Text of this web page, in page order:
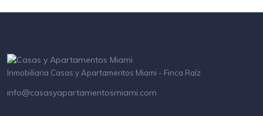
Inmobiliaria Casas y Apartamentos Miami - Finca Raíz
info@casasyapartamentosmiami.com